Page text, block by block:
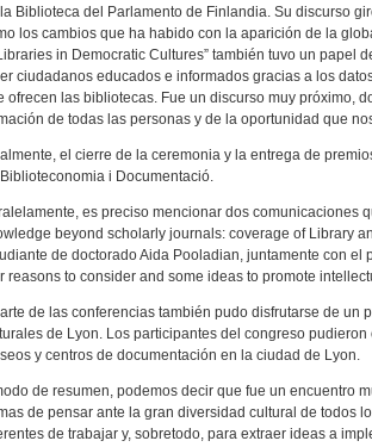
Biblioteca del Parlamento de Finlandia. Su discurso
los cambios que ha habido con la aparición de la
in Democratic Cultures” también tuvo un papel
ciudadanos educados e informados gracias a los
ofrecen las bibliotecas. Fue un discurso muy próximo,
de todas las personas y de la oportunidad que
el cierre de la ceremonia y la entrega de
i Documentació.
es preciso mencionar dos comunicaciones
beyond scholarly journals: coverage of Library
de doctorado Aida Pooladian, juntamente con
reasons to consider and some ideas to promote
de las conferencias también pudo disfrutarse de
de Lyon. Los participantes del congreso pudieron
y centros de documentación en la ciudad de Lyon.
de resumen, podemos decir que fue un encuentro
de pensar ante la gran diversidad cultural de todos
de trabajar y, sobretodo, para extraer ideas a